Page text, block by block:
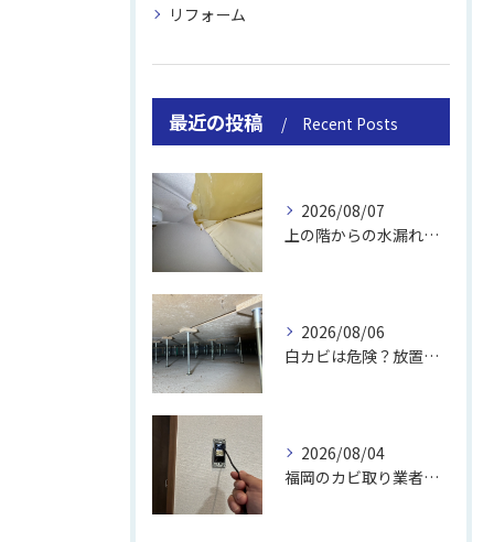
リフォーム
最近の投稿 Recent Posts
2026/08/07
上の階からの水漏れでカビ｜対処法と業者
2026/08/06
白カビは危険？放置のリスクと取り方
2026/08/04
福岡のカビ取り業者おすすめの選び方と費用